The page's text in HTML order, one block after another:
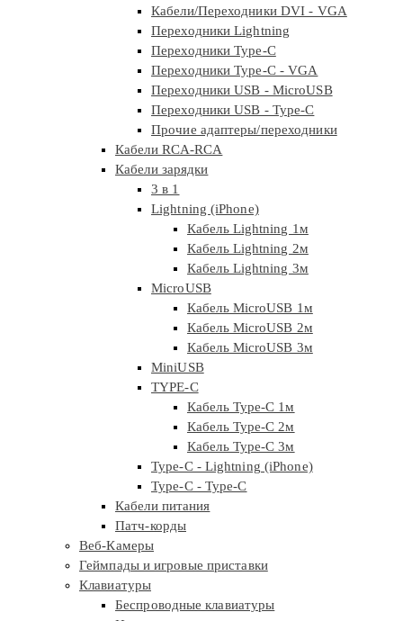
Кабели/Переходники DVI - VGA
Переходники Lightning
Переходники Type-C
Переходники Type-C - VGA
Переходники USB - MicroUSB
Переходники USB - Type-C
Прочие адаптеры/переходники
Кабели RCA-RCA
Кабели зарядки
3 в 1
Lightning (iPhone)
Кабель Lightning 1м
Кабель Lightning 2м
Кабель Lightning 3м
MicroUSB
Кабель MicroUSB 1м
Кабель MicroUSB 2м
Кабель MicroUSB 3м
MiniUSB
TYPE-C
Кабель Type-C 1м
Кабель Type-C 2м
Кабель Type-C 3м
Type-C - Lightning (iPhone)
Type-C - Type-C
Кабели питания
Патч-корды
Веб-Камеры
Геймпады и игровые приставки
Клавиатуры
Беспроводные клавиатуры